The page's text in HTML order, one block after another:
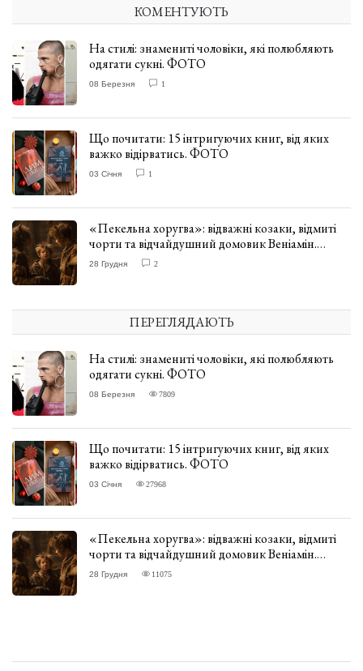
КОМЕНТУЮТЬ
На стилі: знамениті чоловіки, які полюбляють
одягати сукні. ФОТО
08 Березня 1
Що почитати: 15 інтригуючих книг, від яких
важко відірватись. ФОТО
03 Січня 1
«Пекельна хоругва»: відважні козаки, відмиті
чорти та відчайдушний домовик Веніамін.
ВІДГУК
28 Грудня 2
ПЕРЕГЛЯДАЮТЬ
На стилі: знамениті чоловіки, які полюбляють
одягати сукні. ФОТО
08 Березня 7809
Що почитати: 15 інтригуючих книг, від яких
важко відірватись. ФОТО
03 Січня 27968
«Пекельна хоругва»: відважні козаки, відмиті
чорти та відчайдушний домовик Веніамін.
ВІДГУК
28 Грудня 11075